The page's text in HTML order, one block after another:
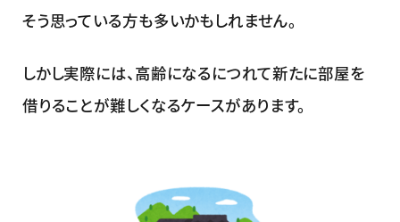
そう思っている方も多いかもしれません。
しかし実際には、高齢になるにつれて新たに部屋を
借りることが難しくなるケースがあります。